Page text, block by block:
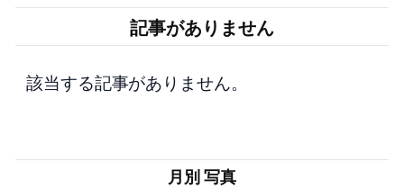
記事がありません
該当する記事がありません。
月別 写真